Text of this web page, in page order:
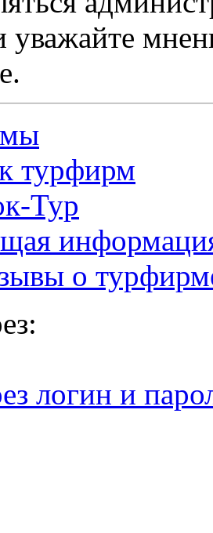
турфирм
Тур
о
логин и